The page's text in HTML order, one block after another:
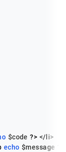
$code ?> </li>
echo $message